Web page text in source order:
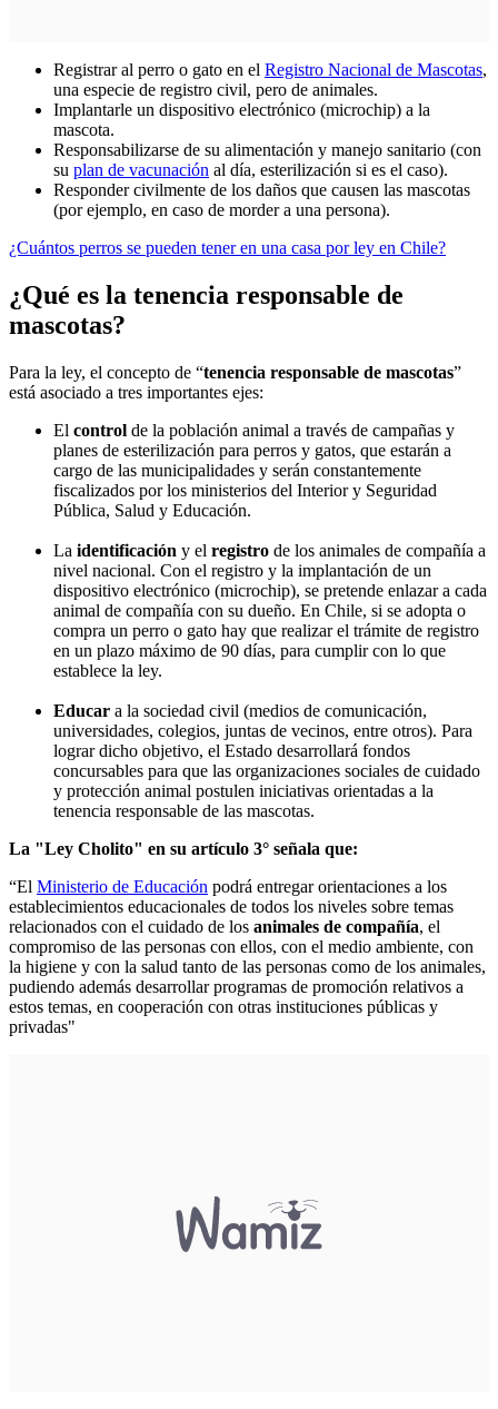
Registrar al perro o gato en el Registro Nacional de Mascotas,
una especie de registro civil, pero de animales.
Implantarle un dispositivo electrónico (microchip) a la
mascota.
Responsabilizarse de su alimentación y manejo sanitario (con
su plan de vacunación al día, esterilización si es el caso).
Responder civilmente de los daños que causen las mascotas
(por ejemplo, en caso de morder a una persona).
¿Cuántos perros se pueden tener en una casa por ley en Chile?
¿Qué es la tenencia responsable de
mascotas?
Para la ley, el concepto de “tenencia responsable de mascotas”
está asociado a tres importantes ejes:
El control de la población animal a través de campañas y
planes de esterilización para perros y gatos, que estarán a
cargo de las municipalidades y serán constantemente
fiscalizados por los ministerios del Interior y Seguridad
Pública, Salud y Educación.
La identificación y el registro de los animales de compañía a
nivel nacional. Con el registro y la implantación de un
dispositivo electrónico (microchip), se pretende enlazar a cada
animal de compañía con su dueño. En Chile, si se adopta o
compra un perro o gato hay que realizar el trámite de registro
en un plazo máximo de 90 días, para cumplir con lo que
establece la ley.
Educar a la sociedad civil (medios de comunicación,
universidades, colegios, juntas de vecinos, entre otros). Para
lograr dicho objetivo, el Estado desarrollará fondos
concursables para que las organizaciones sociales de cuidado
y protección animal postulen iniciativas orientadas a la
tenencia responsable de las mascotas.
La "Ley Cholito" en su artículo 3° señala que:
“El Ministerio de Educación podrá entregar orientaciones a los
establecimientos educacionales de todos los niveles sobre temas
relacionados con el cuidado de los animales de compañía, el
compromiso de las personas con ellos, con el medio ambiente, con
la higiene y con la salud tanto de las personas como de los animales,
pudiendo además desarrollar programas de promoción relativos a
estos temas, en cooperación con otras instituciones públicas y
privadas"